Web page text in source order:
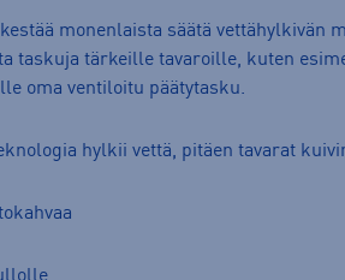
monenlaista säätä vettähylkivän
taskuja tärkeille tavaroille, kuten
oma ventiloitu päätytasku.
hylkii vettä, pitäen tavarat